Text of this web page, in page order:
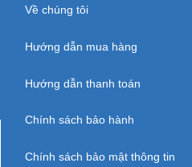
Về chúng tôi
Hướng dẫn mua hàng
Hướng dẫn thanh toán
Chính sách bảo hành
Chính sách bảo mật thông tin